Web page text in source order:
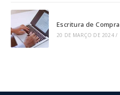
Escritura de
20 DE MARÇO DE 2024 /